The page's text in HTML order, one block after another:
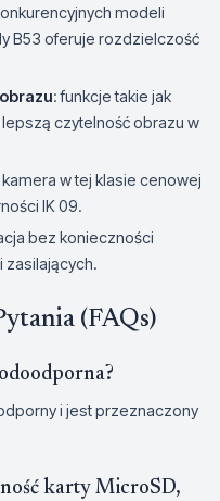
modeli
B53 oferuje rozdzielczość
: funkcje takie jak
lepszą czytelność obrazu w
kamera w tej klasie cenowej
IK 09.
bez konieczności
zasilających.
(FAQs)
i jest przeznaczony
karty MicroSD,